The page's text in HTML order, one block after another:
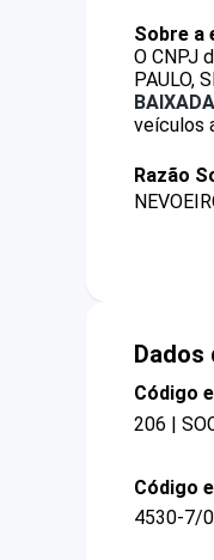
Sobre a
O CNPJ
PAULO,
BAIXADA
veículos
Razão
Dados
Código
206 |
Código
4530-7/